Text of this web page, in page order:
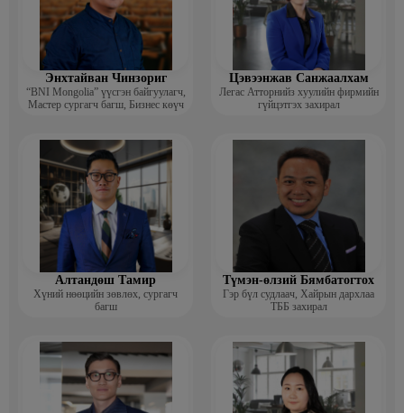
Энхтайван Чинзориг
“BNI Mongolia” үүсгэн байгуулагч,
Мастер сургагч багш, Бизнес көүч
Цэвээнжав Санжаалхам
Легас Атторнийз хуулийн фирмийн
гүйцэтгэх захирал
Алтандөш Тамир
Хүний нөөцийн зөвлөх, сургагч
багш
Түмэн-өлзий Бямбатогтох
Гэр бүл судлаач, Хайрын дархлаа
ТББ захирал